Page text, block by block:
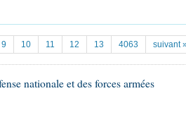
9 10 11 12 13 4063 suivant
nationale et des forces armées